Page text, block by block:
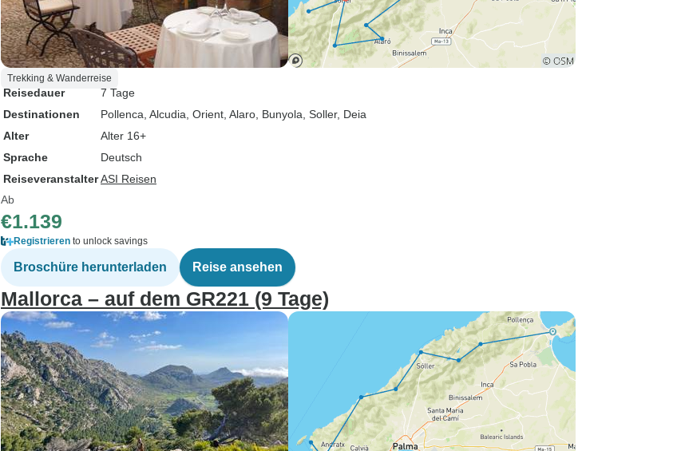
Trekking & Wanderreise
Reisedauer
7 Tage
Destinationen
Pollenca , Alcudia , Orient , Alaro , Bunyola , Soller, Deia
Alter
Alter 16+
Sprache
Deutsch
ReiseveranstalterASI Reisen
Ab
€1.139
Registrieren to unlock savings
Broschüre herunterladen Reise ansehen
Mallorca – auf dem GR221 (9 Tage)